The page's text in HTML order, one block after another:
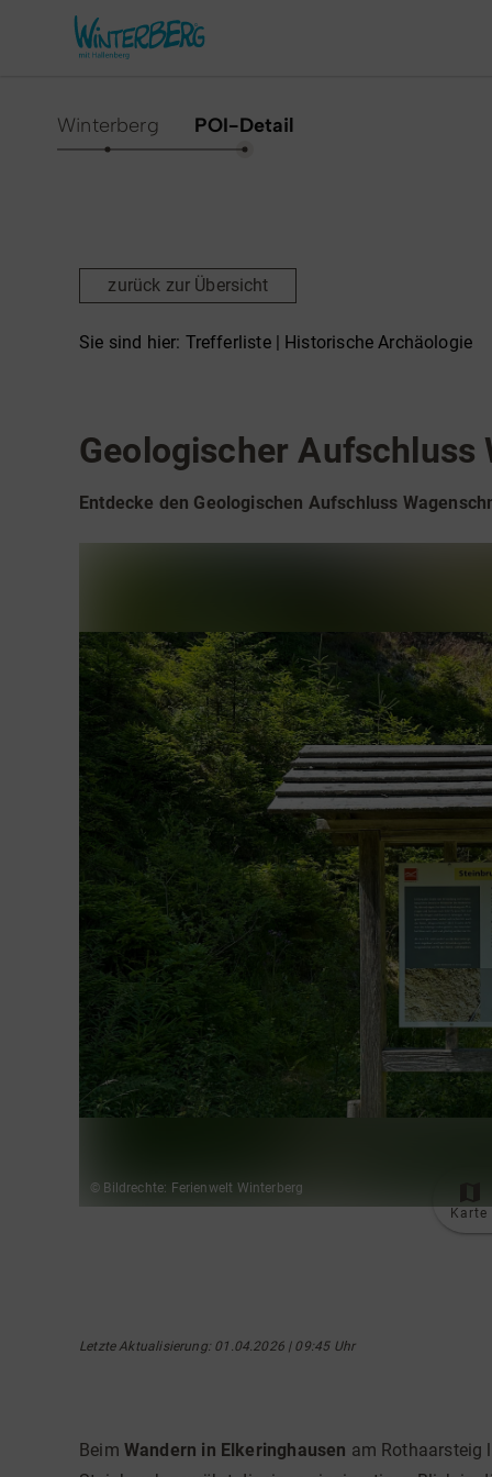
Winter
Freizeithighlights
Gruppenerlebnisse &
Teamevents
Tourenportal
Essen
Sauerland SommerCard
Winterberg POI-Detail
zurück zur Übersicht
Sie sind hier: Trefferliste | Historische Archäologie
Geologischer Aufschluss
Entdecke den Geologischen Aufschluss
© Bildrechte: Ferienwelt Winterberg
Karte
Letzte Aktualisierung: 01.04.2026 | 09:45 Uhr
Beim Wandern in Elkeringhausen am Rothaarsteig